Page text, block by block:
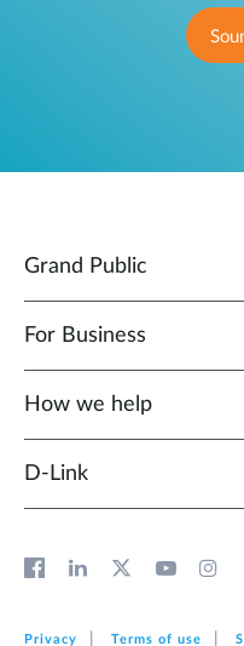
Grand Public
For Business
How we help
D‑Link
Privacy Terms of use